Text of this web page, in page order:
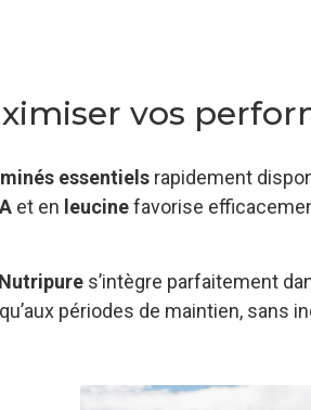
vos
essentiels rapidement
et en leucinefavorise
s’intègre parfaitement
qu’aux périodes de maintien, sans